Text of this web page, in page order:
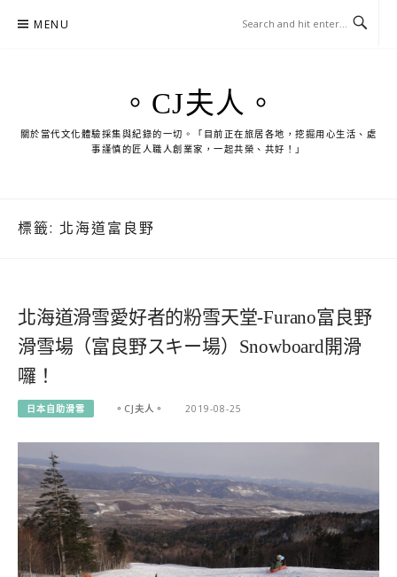
MENU
。CJ夫人。
關於當代文化體驗採集與紀錄的一切。「目前正在旅居各地，挖掘用心生活、處
事謹慎的匠人職人創業家，一起共榮、共好！」
標籤: 北海道富良野
北海道滑雪愛好者的粉雪天堂-Furano富良野
滑雪場（富良野スキー場）Snowboard開滑
囉！
日本自助滑雪 。CJ夫人。 2019-08-25